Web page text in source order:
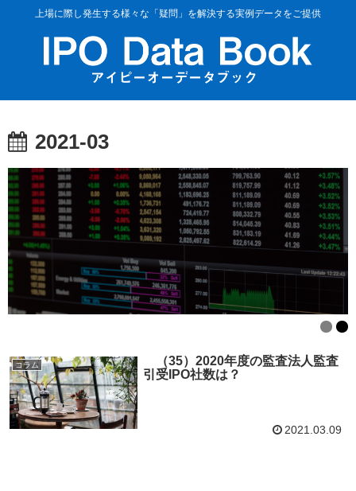
上場に際し発生する様々な「疑問」を解決する実例データをご提供
2021-03
コラム
（35）2020年度の監査法人監査
引受IPO社数は？
2021.03.09